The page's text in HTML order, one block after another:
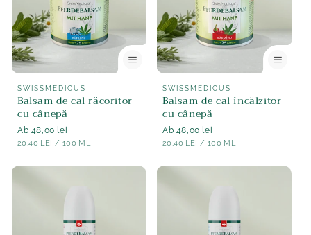
e
:
Furnizor:
SWISSMEDICUS
Balsam de cal răcoritor
cu cânepă
Normaler
Preis
Ab 48,00 lei
STÜCK
20,40 LEI / PE
100 ML
Furnizor:
SWISSMEDICUS
Balsam de cal încălzitor
cu cânepă
Normaler
Preis
Ab 48,00 lei
STÜCK
20,40 LEI / PE
100 ML